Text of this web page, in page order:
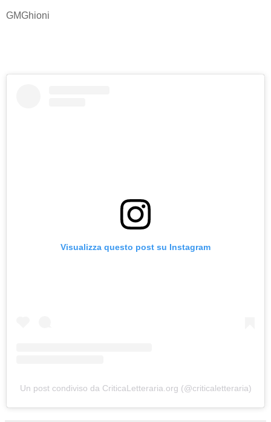
GMGhioni
Visualizza questo post su Instagram
Un post condiviso da CriticaLetteraria.org (@criticaletteraria)